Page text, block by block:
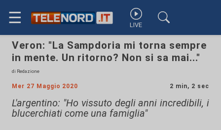
☰ LIVE
Veron: "La Sampdoria mi torna sempre
in mente. Un ritorno? Non si sa mai..."
di Redazione
Mer 27 Maggio 2020 2 min, 2 sec
L'argentino: "Ho vissuto degli anni incredibili, i
blucerchiati come una famiglia"